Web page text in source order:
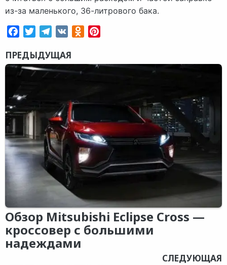
из-за маленького, 36-литрового бака.
FacebookTwitterTelegram
VK Odnoklassniki
ПРЕДЫДУЩАЯ
Обзор Mitsubishi Eclipse Cross —
кроссовер с большими
надеждами
СЛЕДУЮЩАЯ